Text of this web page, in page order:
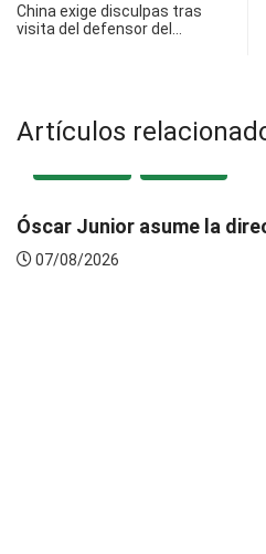
China exige disculpas tras
visita del defensor del…
Artículos
Trujillo: Policía abatió a
tras...